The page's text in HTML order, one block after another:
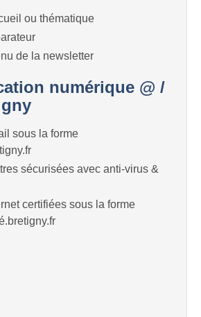
ou thématique
de la newsletter
numérique @ /
sous la forme
sécurisées avec anti-virus &
certifiées sous la forme